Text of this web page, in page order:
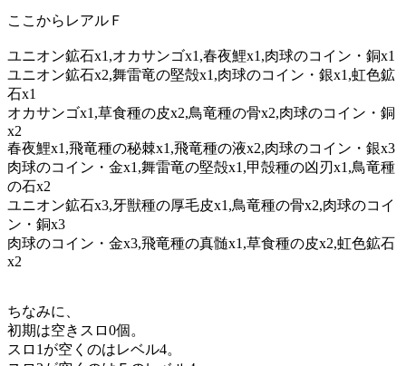
ここからレアルＦ
ユニオン鉱石x1,オカサンゴx1,春夜鯉x1,肉球のコイン・銅x1
ユニオン鉱石x2,舞雷竜の堅殻x1,肉球のコイン・銀x1,虹色鉱
石x1
オカサンゴx1,草食種の皮x2,鳥竜種の骨x2,肉球のコイン・銅
x2
春夜鯉x1,飛竜種の秘棘x1,飛竜種の液x2,肉球のコイン・銀x3
肉球のコイン・金x1,舞雷竜の堅殻x1,甲殻種の凶刃x1,鳥竜種
の石x2
ユニオン鉱石x3,牙獣種の厚毛皮x1,鳥竜種の骨x2,肉球のコイ
ン・銅x3
肉球のコイン・金x3,飛竜種の真髄x1,草食種の皮x2,虹色鉱石
x2
ちなみに、
初期は空きスロ0個。
スロ1が空くのはレベル4。